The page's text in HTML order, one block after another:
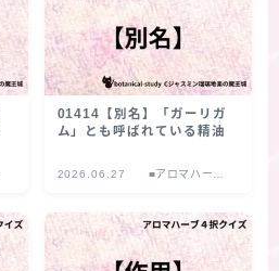
01414【別名】「ガーリガ
ム」とも呼ばれている精油
2026.06.27
■アロマハーブ